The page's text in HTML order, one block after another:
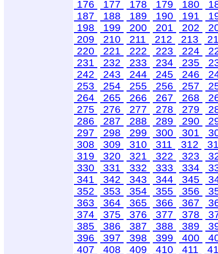
176
177 178 179 180
187
188 189 190 191
198
199 200 201 202
209
210 211 212 213
220
221 222 223 224
231
232 233 234 235
242
243 244 245 246
253
254 255 256 257
264
265 266 267 268
275
276 277 278 279
286
287 288 289 290
297
298 299 300 301
308
309 310 311 312
319
320 321 322 323
330
331 332 333 334
341
342 343 344 345
352
353 354 355 356
363
364 365 366 367
374
375 376 377 378
385
386 387 388 389
396
397 398 399 400
407
408 409 410 411